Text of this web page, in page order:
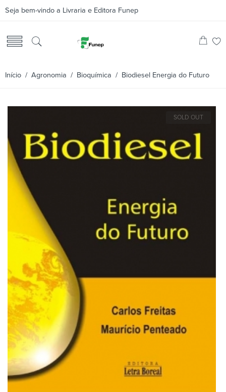
Seja bem-vindo a Livraria e Editora Funep
Início / Agronomia / Bioquímica / Biodiesel Energia do Futuro
SOLD OUT